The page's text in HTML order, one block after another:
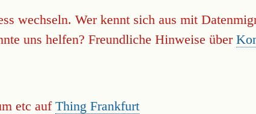
wechseln. Wer kennt sich aus mit
uns helfen? Freundliche Hinweise über
etc auf Thing Frankfurt